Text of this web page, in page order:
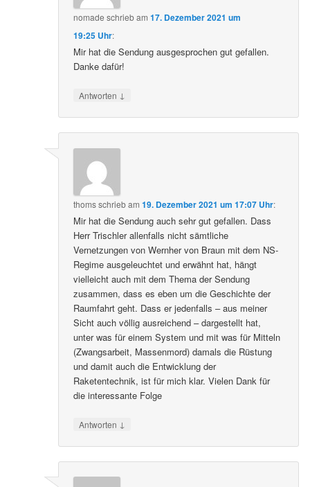
nomade schriebam17. Dezember 2021 um
19:25 Uhr:
Mir hat die Sendung ausgesprochen gut gefallen.
Danke dafür!
Antworten ↓
thomsschriebam19. Dezember 2021 um 17:07 Uhr:
Mir hat die Sendung auch sehr gut gefallen. Dass
Herr Trischler allenfalls nicht sämtliche
Vernetzungen von Wernher von Braun mit dem NS-
Regime ausgeleuchtet und erwähnt hat, hängt
vielleicht auch mit dem Thema der Sendung
zusammen, dass es eben um die Geschichte der
Raumfahrt geht. Dass er jedenfalls – aus meiner
Sicht auch völlig ausreichend – dargestellt hat,
unter was für einem System und mit was für Mitteln
(Zwangsarbeit, Massenmord) damals die Rüstung
und damit auch die Entwicklung der
Raketentechnik, ist für mich klar. Vielen Dank für
die interessante Folge
Antworten ↓